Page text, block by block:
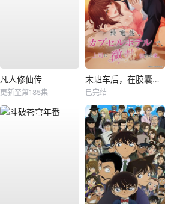
凡人修仙传
更新至第185集
末班车后，在胶囊旅馆向上司传递微热的夜晚
已完结